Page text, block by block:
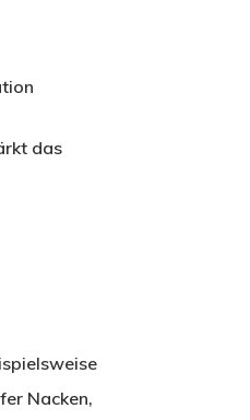
das
Nacken,